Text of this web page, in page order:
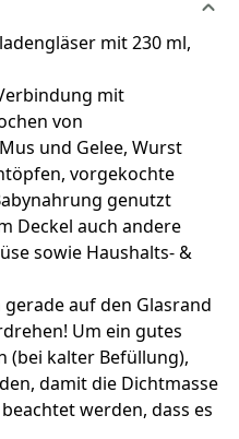
mit 230 ml,
mit
von
und Gelee, Wurst
vorgekochte
genutzt
Deckel auch andere
sowie Haushalts- &
auf den Glasrand
Um ein gutes
(bei kalter Befüllung),
damit die Dichtmasse
werden, dass es